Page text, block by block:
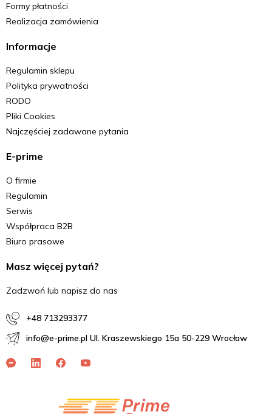
Formy płatności
Realizacja zamówienia
Informacje
Regulamin sklepu
Polityka prywatności
RODO
Pliki Cookies
Najczęściej zadawane pytania
E-prime
O firmie
Regulamin
Serwis
Współpraca B2B
Biuro prasowe
Masz więcej pytań?
Zadzwoń lub napisz do nas
+48 713293377
info@e-prime.pl Ul. Kraszewskiego 15a 50-229 Wrocław